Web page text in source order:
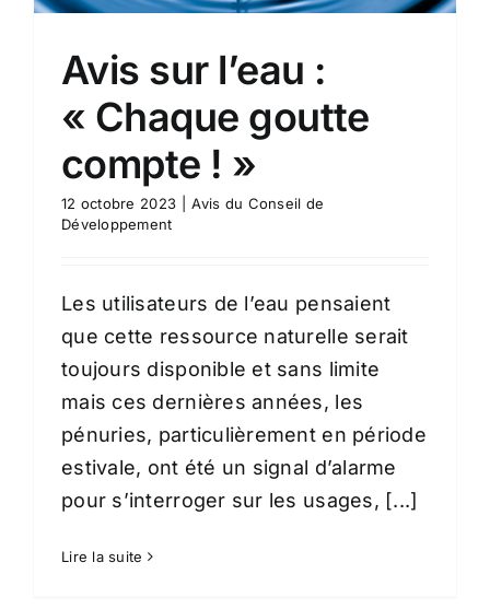
Avis sur l’eau :
« Chaque goutte
compte ! »
12 octobre 2023
Avis du Conseil de
Développement
Les utilisateurs de l’eau pensaient
que cette ressource naturelle serait
toujours disponible et sans limite
mais ces dernières années, les
pénuries, particulièrement en période
estivale, ont été un signal d’alarme
pour s’interroger sur les usages, [...]
Lire la suite